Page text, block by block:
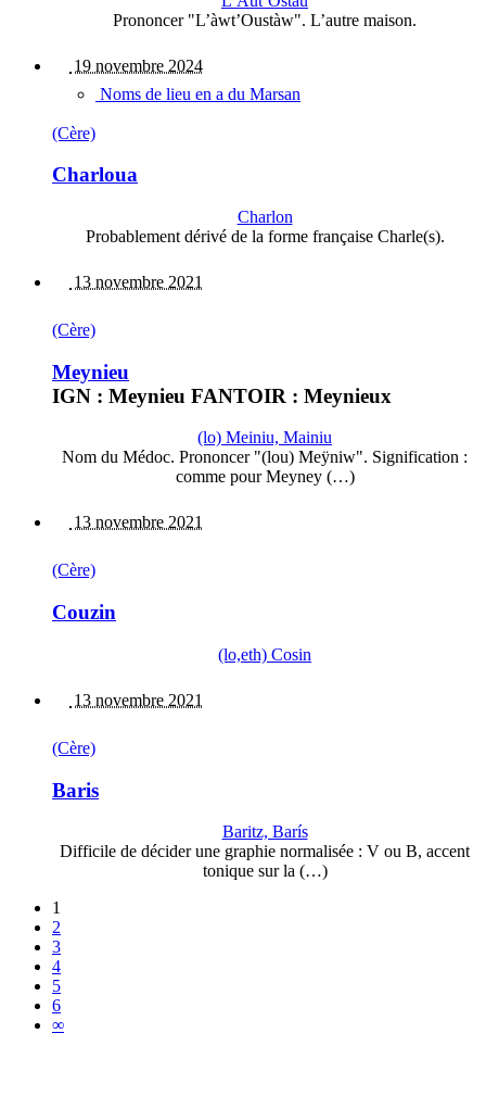
Prononcer "L’àwt’Oustàw". L’autre maison.
19 novembre 2024
Noms de lieu en a du Marsan
(Cère)
Charloua
Charlon
Probablement dérivé de la forme française Charle(s).
13 novembre 2021
(Cère)
Meynieu
IGN : Meynieu FANTOIR : Meynieux
(lo) Meiniu, Mainiu
Nom du Médoc. Prononcer "(lou) Meÿniw". Signification :
comme pour Meyney (…)
13 novembre 2021
(Cère)
Couzin
(lo,eth) Cosin
13 novembre 2021
(Cère)
Baris
Baritz, Barís
Difficile de décider une graphie normalisée : V ou B, accent
tonique sur la (…)
1
2
3
4
5
6
∞